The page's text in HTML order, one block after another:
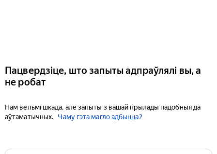
Пацвердзіце, што запыты адпраўлялі вы, а
не робат
Нам вельмі шкада, але запыты з вашай прылады падобныя да
аўтаматычных.
Чаму гэта магло адбыцца?